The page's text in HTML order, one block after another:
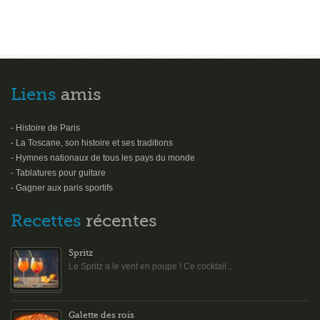
Liens amis
- Histoire de Paris
- La Toscane, son histoire et ses traditions
- Hymnes nationaux de tous les pays du monde
- Tablatures pour guitare
- Gagner aux paris sportifs
Recettes récentes
Spritz
Le Spritz a le vent en poupe ! Ce cocktail...
Galette des rois